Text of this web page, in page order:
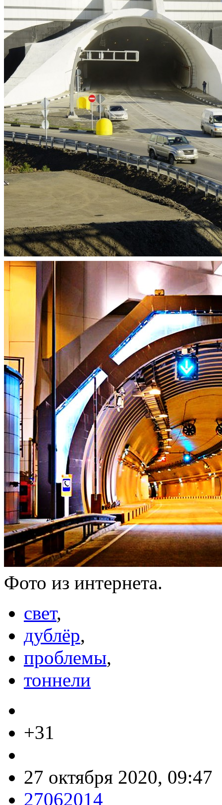
Фото из интернета.
свет,
дублёр,
проблемы,
тоннели
+31
27 октября 2020, 09:47
27062014